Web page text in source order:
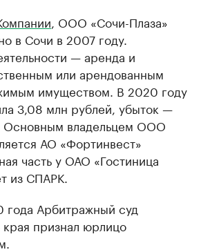
, ООО «Сочи-Плаза»
в Сочи в 2007 году.
— аренда и
или арендованным
имуществом. В 2020 году
3,08 млн рублей, убыток —
Основным владельцем ООО
АО «Фортинвест»
часть у ОАО «Гостиница
из СПАРК.
года Арбитражный суд
признал юрлицо